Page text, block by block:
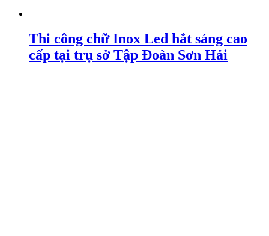
Thi công chữ Inox Led hắt sáng cao
cấp tại trụ sở Tập Đoàn Sơn Hải